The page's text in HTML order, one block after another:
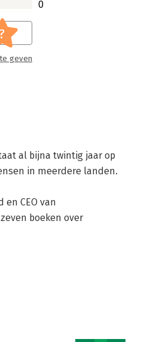
0
?
geven
al bijna twintig jaar op
in meerdere landen.
en CEO van
boeken over